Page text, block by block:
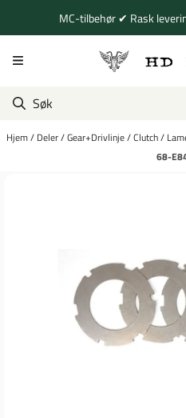
Hopp til innholdMC-tilbehør ✔ Rask
Hjem/ Deler/Gear+Drivlinje/Clutch/
68-